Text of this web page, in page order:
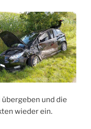
und die
wieder ein.